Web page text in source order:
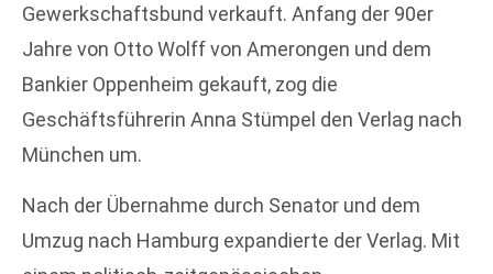
Gewerkschaftsbund verkauft. Anfang der 90er
Jahre von Otto Wolff von Amerongen und dem
Bankier Oppenheim gekauft, zog die
Geschäftsführerin Anna Stümpel den Verlag nach
München um.
Nach der Übernahme durch Senator und dem
Umzug nach Hamburg expandierte der Verlag. Mit